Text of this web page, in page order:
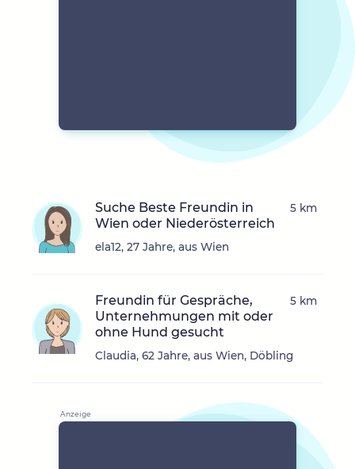
Suche Beste Freundin in
Wien oder Niederösterreich
ela12, 27 Jahre, aus Wien
5 km
Freundin für Gespräche,
Unternehmungen mit oder
ohne Hund gesucht
Claudia, 62 Jahre, aus Wien, Döbling
5 km